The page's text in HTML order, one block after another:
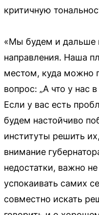
критичную
«Мы будем и дальше
направления. Наша
местом, куда можно
вопрос: „А что у нас
Если у вас есть
будем настойчиво
институты решить
внимание
недостатки, важно
успокаивать самих
совместно искать